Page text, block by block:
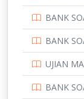
PTDI STTD
BANK
BANK
UJIAN
BANK